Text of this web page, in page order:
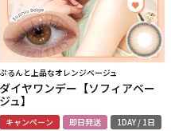
ぷるんと上品なオレンジベージュ
ダイヤワンデー【ソフィアベー
ジュ】
キャンペーン 即日発送 1DAY / 1日